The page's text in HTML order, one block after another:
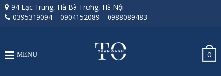
94 Lạc Trung, Hà Bà Trưng, Hà Nội
0395319094 – 0904152089 – 0988089483
0
MENU